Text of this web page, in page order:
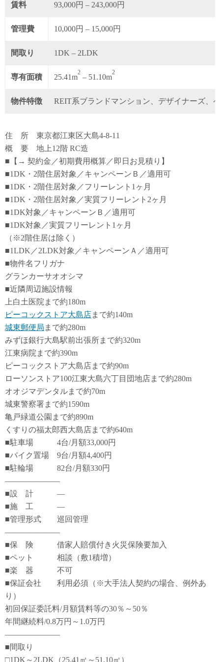
賃料 93,000円 – 243,000円
管理費 10,000円 – 15,000円
間取り 1DK – 2LDK
専有面積 25.41m
2
– 51.10m
2
物件特徴 REIT系ブランドマンション、デザイナーズ、
住 所 東京都江東区大島4-8-11
概 要 地上12階 RC造
■【→ 契約金／初期費用概算／即日お見積り】
■1DK・2階住居対象／キャンペーンＢ／適用可
■1DK・2階住居対象／フリーレント1ヶ月
■1DK・2階住居対象／実質フリーレント2ヶ月
■1DK対象／キャンペーンＢ／適用可
■1DK対象／実質フリーレント1ヶ月
（※2階住居は除く）
■1LDK／2LDK対象／キャンペーンＡ／適用可
■物件名フリガナ
グランカーサオオシマ
■近隣周辺施設情報
上白土医院まで約180m
ピーコックストア大島店まで約140m
城東郵便局 まで約280m
みずほ銀行大島駅前出張所まで約320m
江東病院まで約390m
ピーコックストア大島店まで約90m
ローソンストア100江東大島六丁目団地店まで約280m
オオジマデンタルまで約70m
城東警察署まで約1590m
亀戸緑道公園まで約890m
くすりの福太郎西大島店まで約640m
■駐車場 4台/月額33,000円
■バイク置場 9台/月額4,400円
■駐輪場 82台/月額330円
―――――――
■設 計 ―
■施 工 ―
■管理形式 巡回管理
―――――――
■保 険 借家人賠償付き火災保険要加入
■ペット 相談（敷1積増）
■楽 器 不可
■保証会社 利用必須（※大手法人契約の場合、例外あ
り）
初回保証委託料/月額賃料等の30％～50％
年間継続料/0.8万円～1.0万円
―――――――
■間取り
□1DK～2LDK（25.41㎡～51.10㎡）